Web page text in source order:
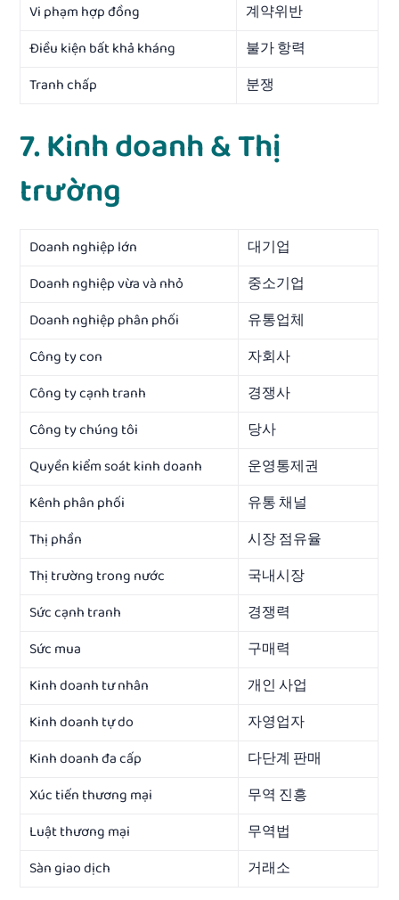
Vi phạm hợp đồng
계약위반
Điều kiện bất khả kháng
불가 항력
Tranh chấp
분쟁
7. Kinh doanh & Thị
trường
Doanh nghiệp lớn
대기업
Doanh nghiệp vừa và nhỏ
중소기업
Doanh nghiệp phân phối
유통업체
Công ty con
자회사
Công ty cạnh tranh
경쟁사
Công ty chúng tôi
당사
Quyền kiểm soát kinh doanh
운영통제권
Kênh phân phối
유통 채널
Thị phần
시장 점유율
Thị trường trong nước
국내시장
Sức cạnh tranh
경쟁력
Sức mua
구매력
Kinh doanh tư nhân
개인 사업
Kinh doanh tự do
자영업자
Kinh doanh đa cấp
다단계 판매
Xúc tiến thương mại
무역 진흥
Luật thương mại
무역법
Sàn giao dịch
거래소